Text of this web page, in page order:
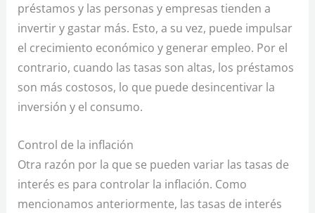
préstamos y las personas y empresas tienden a
invertir y gastar más. Esto, a su vez, puede impulsar
el crecimiento económico y generar empleo. Por el
contrario, cuando las tasas son altas, los préstamos
son más costosos, lo que puede desincentivar la
inversión y el consumo.
Control de la inflación
Otra razón por la que se pueden variar las tasas de
interés es para controlar la inflación. Como
mencionamos anteriormente, las tasas de interés